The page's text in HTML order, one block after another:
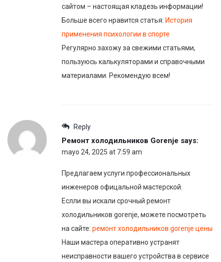
сайтом – настоящая кладезь информации!
Больше всего нравится статья: История
применения психологии в спорте
Регулярно захожу за свежими статьями,
пользуюсь калькуляторами и справочными
материалами. Рекомендую всем!
Reply
Ремонт холодильников Gorenje says:
mayo 24, 2025 at 7:59 am
Предлагаем услуги профессиональных
инженеров офицальной мастерской.
Еслли вы искали срочный ремонт
холодильников gorenje, можете посмотреть
на сайте: ремонт холодильников gorenje цены
Наши мастера оперативно устранят
неисправности вашего устройства в сервисе